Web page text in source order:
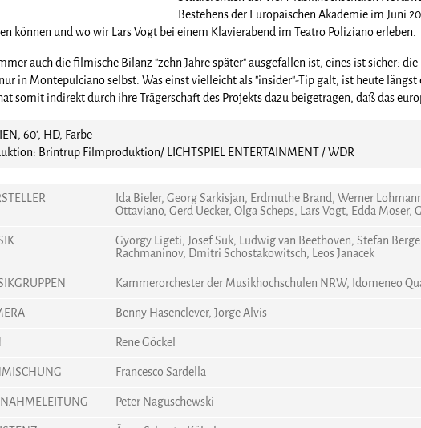
Bestehens der Europäischen Akademie im Juni
können und wo wir Lars Vogt bei einem Klavierabend im Teatro Poliziano erleben.
auch die filmische Bilanz "zehn Jahre später" ausgefallen ist, eines ist sicher:
in Montepulciano selbst. Was einst vielleicht als "insider"-Tip galt, ist heute
somit indirekt durch ihre Trägerschaft des Projekts dazu beigetragen, daß das
60', HD, Farbe
Brintrup Filmproduktion/ LICHTSPIEL ENTERTAINMENT / WDR
Ida Bieler, Georg Sarkisjan, Erdmuthe Brand, Werner
Ottaviano, Gerd Uecker, Olga Scheps, Lars Vogt, Edda Moser,
György Ligeti, Josef Suk, Ludwig van Beethoven, Stefan
Rachmaninov, Dmitri Schostakowitsch, Leos Janacek
Kammerorchester der Musikhochschulen NRW, Idomeneo
Benny Hasenclever, Jorge Alvis
Rene Göckel
Francesco Sardella
Peter Naguschewski